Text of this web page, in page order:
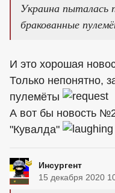
Украина пыталась
бракованные
И это хорошая
Только непонятно,
пулемёты
А вот бы новость
"Кувалда"
Инсургент
15 декабря 2020